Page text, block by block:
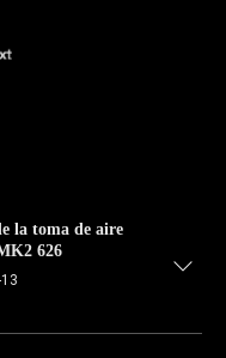
la toma de aire
626